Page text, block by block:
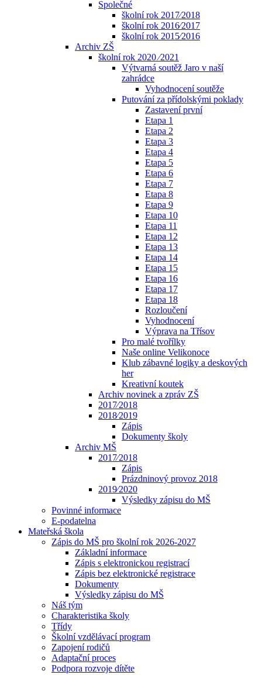
Společné
školní rok 2017⁄2018
školní rok 2016⁄2017
školní rok 2015⁄2016
Archiv ZŠ
školní rok 2020 ⁄2021
Výtvarná soutěž Jaro v naší
zahrádce
Vyhodnocení soutěže
Putování za přídolskými poklady
Zastavení první
Etapa 1
Etapa 2
Etapa 3
Etapa 4
Etapa 5
Etapa 6
Etapa 7
Etapa 8
Etapa 9
Etapa 10
Etapa 11
Etapa 12
Etapa 13
Etapa 14
Etapa 15
Etapa 16
Etapa 17
Etapa 18
Rozloučení
Vyhodnocení
Výprava na Třísov
Pro malé tvořílky
Naše online Velikonoce
Klub zábavné logiky a deskových
her
Kreativní koutek
Archiv novinek a zpráv ZŠ
2017⁄2018
2018⁄2019
Zápis
Dokumenty školy
Archiv MŠ
2017⁄2018
Zápis
Prázdninový provoz 2018
2019⁄2020
Výsledky zápisu do MŠ
Povinné informace
E-podatelna
Mateřská škola
Zápis do MŠ pro školní rok 2026-2027
Základní informace
Zápis s elektronickou registrací
Zápis bez elektronické registrace
Dokumenty
Výsledky zápisu do MŠ
Náš tým
Charakteristika školy
Třídy
Školní vzdělávací program
Zapojení rodičů
Adaptační proces
Podpora rozvoje dítěte